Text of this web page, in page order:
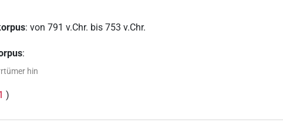
:von 791 v.Chr. bis 753 v.Chr.
:
hin
)